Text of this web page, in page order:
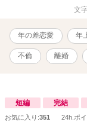
文
年の差恋愛 年
不倫 離婚
短編 完結
お気に入り:351 24h.ポイ